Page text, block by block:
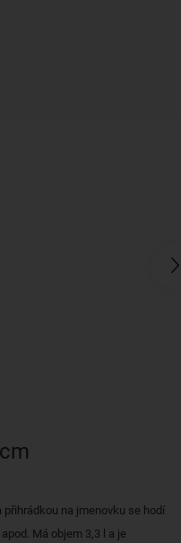
přihrádkou na jmenovku se hodí
Má objem 3,3 l a je